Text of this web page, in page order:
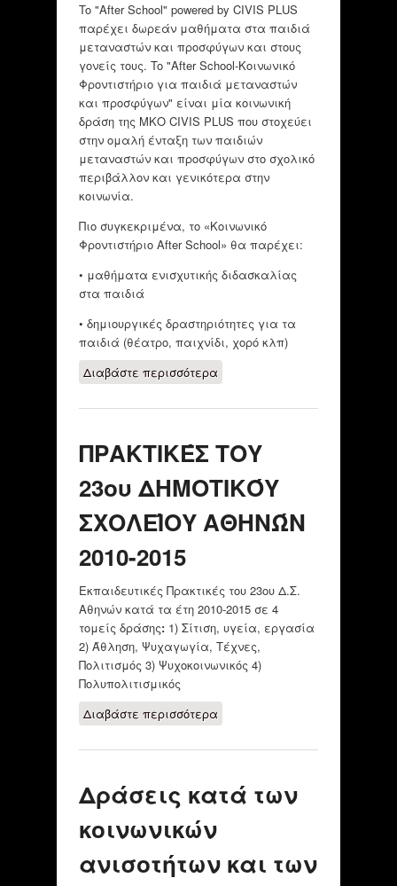
To "After School" powered by CIVIS PLUS
παρέχει δωρεάν μαθήματα στα παιδιά
μεταναστών και προσφύγων και στους
γονείς τους. To "After School-Κοινωνικό
Φροντιστήριο για παιδιά μεταναστών
και προσφύγων" είναι μία κοινωνική
δράση της ΜΚΟ CIVIS PLUS που στοχεύει
στην ομαλή ένταξη των παιδιών
μεταναστών και προσφύγων στο σχολικό
περιβάλλον και γενικότερα στην
κοινωνία.
Πιο συγκεκριμένα, το «Κοινωνικό
Φροντιστήριο After School» θα παρέχει:
• μαθήματα ενισχυτικής διδασκαλίας
στα παιδιά
• δημιουργικές δραστηριότητες για τα
παιδιά (θέατρο, παιχνίδι, χορό κλπ)
Διαβάστε περισσότεραγια ΜΗ
ΟΡΓΑΝΙΣΜΟΣ
ΠΡΑΚΤΙΚΈΣ ΤΟΥ
23ου ΔΗΜΟΤΙΚΌΥ
ΣΧΟΛΕΊΟΥ ΑΘΗΝΏΝ
2010-2015
Εκπαιδευτικές Πρακτικές του 23ου Δ.Σ.
Αθηνών κατά τα έτη 2010-2015 σε 4
τομείς δράσης: 1) Σίτιση, υγεία, εργασία
2) Άθληση, Ψυχαγωγία, Τέχνες,
Πολιτισμός 3) Ψυχοκοινωνικός 4)
Πολυπολιτισμικός
Διαβάστε περισσότεραγια ΠΡΑΚΤΙΚΈΣ
ΔΗΜΟΤΙΚΌΥ
2010-2015
Δράσεις κατά των
κοινωνικών
ανισοτήτων και των